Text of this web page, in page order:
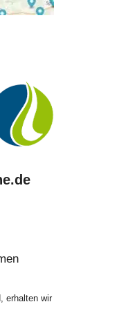
erhalten wir